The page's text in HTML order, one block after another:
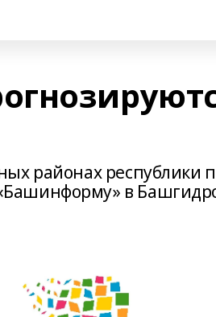
районах республики
в